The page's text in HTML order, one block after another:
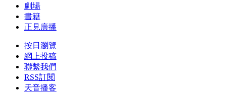
劇場
書籍
正見廣播
按日瀏覽
網上投稿
聯繫我們
RSS訂閱
天音播客